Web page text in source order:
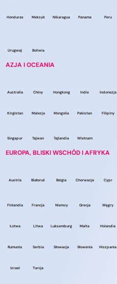
Honduras Meksyk Nikaragua Panama Peru
Urugwaj Boliwia
AZJA I OCEANIA
Australia Chiny Hongkong Indie Indonezja
Kirgistan Malezja Mongolia Pakistan Filipiny
Singapur Tajwan Tajlandia Wietnam
EUROPA, BLISKI WSCHÓD I AFRYKA
Austria Białoruś Belgia Chorwacja Cypr
Finlandia Francja Niemcy Grecja Węgry
Łotwa Litwa Luksemburg Malta Holandia
Rumunia Serbia Słowacja Słowenia Hiszpania
Izrael Turcja